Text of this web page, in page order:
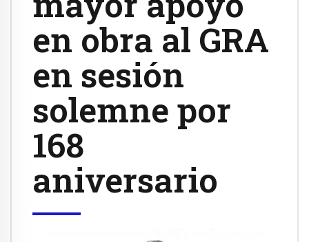
en obra al GRA
en sesión
solemne por
168
aniversario